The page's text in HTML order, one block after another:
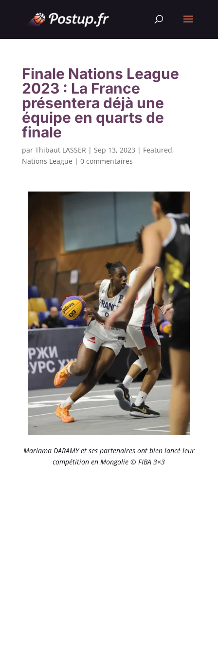
Finale Nations League
2023 : La France
présentera déjà une
équipe en quarts de
finale
par Thibaut LASSER | Sep 13, 2023 | Featured,
Nations League | 0 commentaires
Mariama DARAMY et ses partenaires ont bien lancé leur
compétition en Mongolie © FIBA 3×3